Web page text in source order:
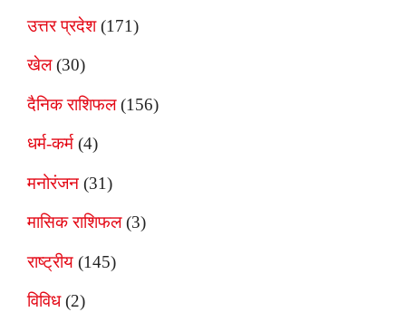
उत्तर प्रदेश(171)
खेल(30)
दैनिक राशिफल(156)
धर्म-कर्म (4)
मनोरंजन (31)
मासिक राशिफल(3)
राष्ट्रीय (145)
विविध(2)